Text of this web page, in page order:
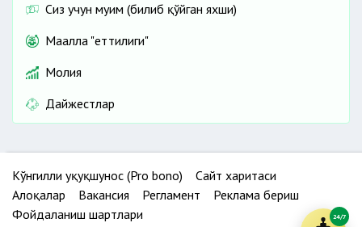
Сиз учун муҳим (билиб қўйган яхши)
Маҳалла "еттилиги"
Молия
Дайжестлар
Кўнгилли ҳуқуқшунос (Pro bono)
Сайт харитаси
Алоқалар
Вакансия Регламент
Реклама бериш
Фойдаланиш шартлари
24/7